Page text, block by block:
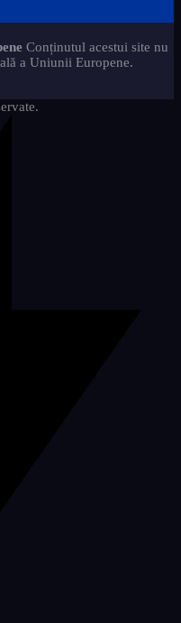
Conținutul acestui site nu
a Uniunii Europene.